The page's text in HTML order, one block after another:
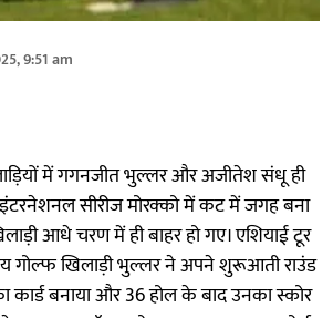
9:51 am
में गगनजीत भुल्लर और अजीतेश संधू ही
सीरीज मोरक्को में कट में जगह बना
आधे चरण में ही बाहर हो गए। एशियाई टूर
गोल्फ खिलाड़ी भुल्लर ने अपने शुरूआती राउंड
कार्ड बनाया और 36 होल के बाद उनका स्कोर